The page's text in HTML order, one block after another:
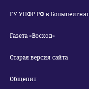
ГУ УПФР РФ в
Газета «Восход»
Старая версия сайта
Общепит